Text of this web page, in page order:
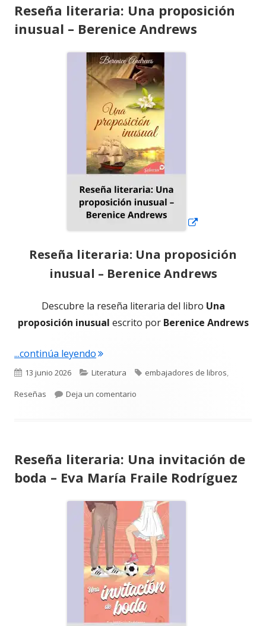
Reseña literaria: Una proposición
inusual – Berenice Andrews
Reseña literaria: Una proposición
inusual – Berenice Andrews
Descubre la reseña literaria del libro Una
proposición inusual escrito por Berenice Andrews
...continúa leyendo"Reseña literaria: Una proposición
Publicado
el
13 junio 2026 Categorías
Literatura Etiquetas
embajadores de libros,
Reseñas
Deja un comentario
Reseña literaria: Una invitación de
boda – Eva María Fraile Rodríguez